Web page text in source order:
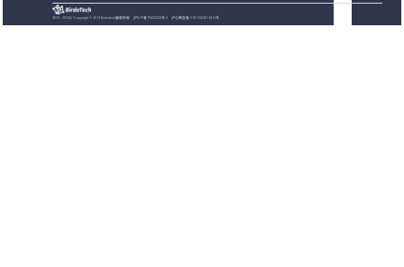
2015 - 2023© Copyright © 2019 Birdotech版权所有 , 沪ICP备15032529号-2 沪公网安备 31011502016361号